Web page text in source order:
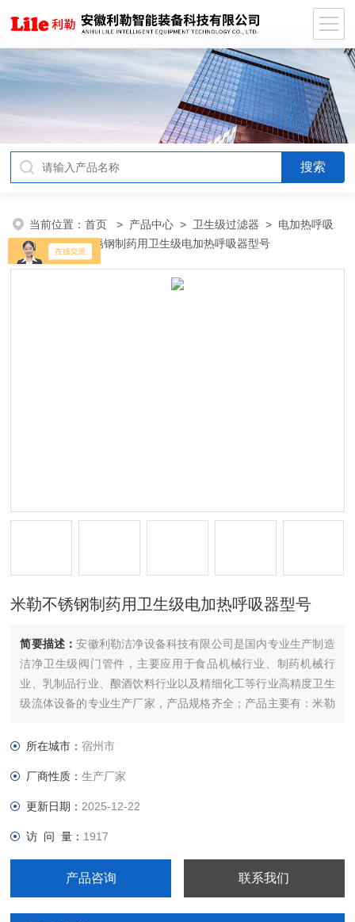
当前位置：首页 > 产品中心 > 卫生级过滤器 > 电加热呼吸
器
> 米勒不锈钢制药用卫生级电加热呼吸器型号
米勒不锈钢制药用卫生级电加热呼吸器型号
简要描述：安徽利勒洁净设备科技有限公司是国内专业生产制造
洁净卫生级阀门管件，主要应用于食品机械行业、制药机械行
业、乳制品行业、酿酒饮料行业以及精细化工等行业高精度卫生
级流体设备的专业生产厂家，产品规格齐全；产品主要有：米勒
真空法兰，真空管件，真空弯头，真空三通，真空大小头，ISO
所在城市：宿州市
厂商性质：生产厂家
更新日期： 2025-12-22
访 问 量： 1917
产品咨询 联系我们